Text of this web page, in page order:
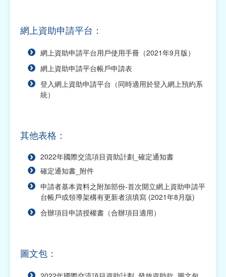
2026年社區活動資助計劃（已截止申請）
2026年綜合資助計劃（已截止申請）
2025年綜合資助計劃（已截止申請）
2025年學術項目資助計劃（已截止申請）
2025年社區活動資助計劃（已截止申請）
2024年資助計劃（已截止申請）
澳琴情懷資助計劃（已截止申請）
網上資助申請平台：
網上資助申請平台用戶使用手冊（2021年9月版）
網上資助申請平台帳戶申請表
登入網上資助申請平台（同時適用於登入網上預約系
統）
其他表格：
2022年國際交流項目資助計劃_確定通知書
確定通知書_附件
申請者基本資料之附加部份-首次開立網上資助申請平
台帳戶或領導架構有更新者須填寫 (2021年8月版)
合辦項目申請授權書（合辦項目適用）
圖文包：